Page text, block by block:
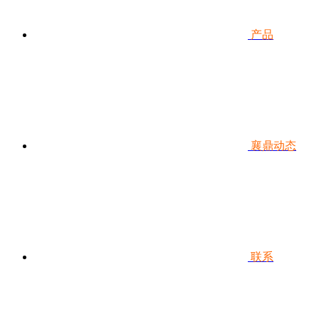
产品
襄鼎动态
联系